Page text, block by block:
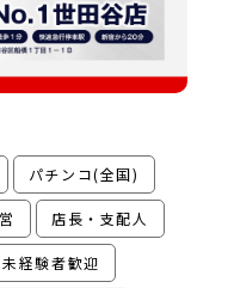
パチンコ(全国)
店長・支配人
未経験者歓迎